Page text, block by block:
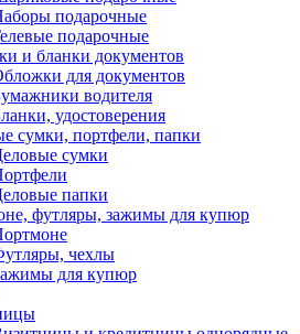
подарочные
подарочные
и бланки документов
для документов
водителя
удостоверения
сумки, портфели, папки
сумки
папки
футляры, зажимы для купюр
чехлы
для купюр